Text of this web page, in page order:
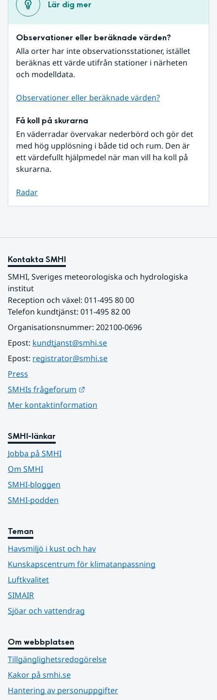
Lär dig mer
Observationer eller beräknade värden?
Alla orter har inte observationsstationer, istället
beräknas ett värde utifrån stationer i närheten
och modelldata.
Observationer eller beräknade värden?
Få koll på skurarna
En väderradar övervakar nederbörd och gör det
med hög upplösning i både tid och rum. Den är
ett värdefullt hjälpmedel när man vill ha koll på
skurarna.
Radar
Kontakta SMHI
SMHI, Sveriges meteorologiska och hydrologiska
institut
Reception och växel: 011-495 80 00
Telefon kundtjänst: 011-495 82 00
Organisationsnummer: 202100-0696
Epost: kundtjanst@smhi.se
Epost: registrator@smhi.se
Press
SMHIs frågeforum
Mer kontaktinformation
SMHI-länkar
Jobba på SMHI
Om SMHI
SMHI-bloggen
SMHI-podden
Teman
Havsmiljö i kust och hav
Kunskapscentrum för klimatanpassning
Luftkvalitet
SIMAIR
Sjöar och vattendrag
Om webbplatsen
Tillgänglighetsredogörelse
Kakor på smhi.se
Hantering av personuppgifter